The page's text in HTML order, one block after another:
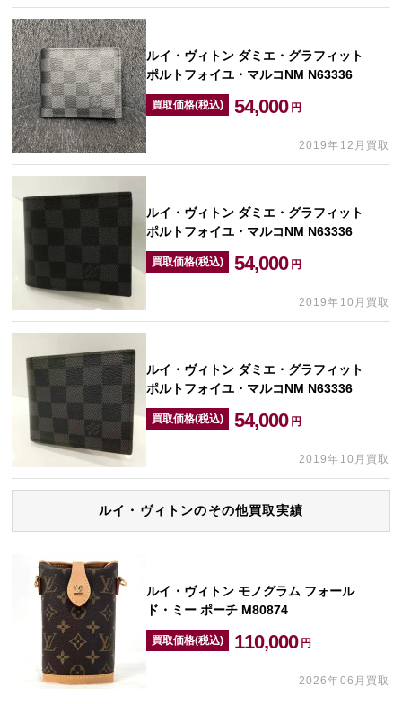
ルイ・ヴィトン ダミエ・グラフィット
ポルトフォイユ・マルコNM N63336
買取価格(税込) 54,000 円
2019年12月買取
ルイ・ヴィトン ダミエ・グラフィット
ポルトフォイユ・マルコNM N63336
買取価格(税込) 54,000 円
2019年10月買取
ルイ・ヴィトン ダミエ・グラフィット
ポルトフォイユ・マルコNM N63336
買取価格(税込) 54,000 円
2019年10月買取
ルイ・ヴィトンのその他買取実績
ルイ・ヴィトン モノグラム フォール
ド・ミー ポーチ M80874
買取価格(税込) 110,000 円
2026年06月買取